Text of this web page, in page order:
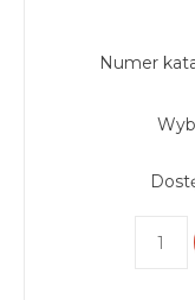
Numer